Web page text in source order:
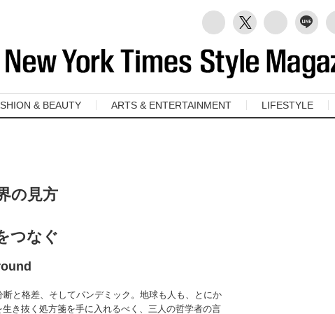
& BEAUTY ARTS & ENTERTAINMENT LIFESTYLE
の見方
つなぐ
と格差、そしてパンデミック。地球も人も、とにか
き抜く処方箋を手に入れるべく、三人の哲学者の言